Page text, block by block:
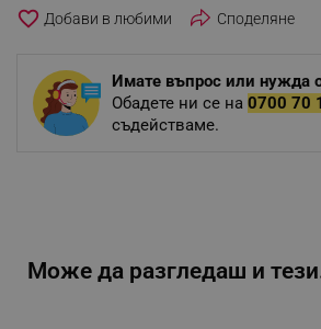
favorite_border Споделяне
Имате въпрос или нужда
Обадете ни се на 0700 70
съдействаме.
Може да разгледаш и